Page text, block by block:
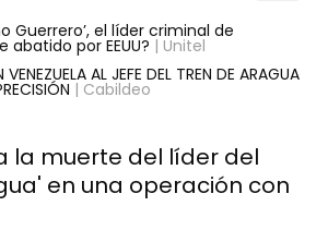
Guerrero’, el líder criminal de
por EEUU? | Unitel
VENEZUELA AL JEFE DEL TREN DE ARAGUA
| Cabildeo
la muerte del líder del
en una operación con